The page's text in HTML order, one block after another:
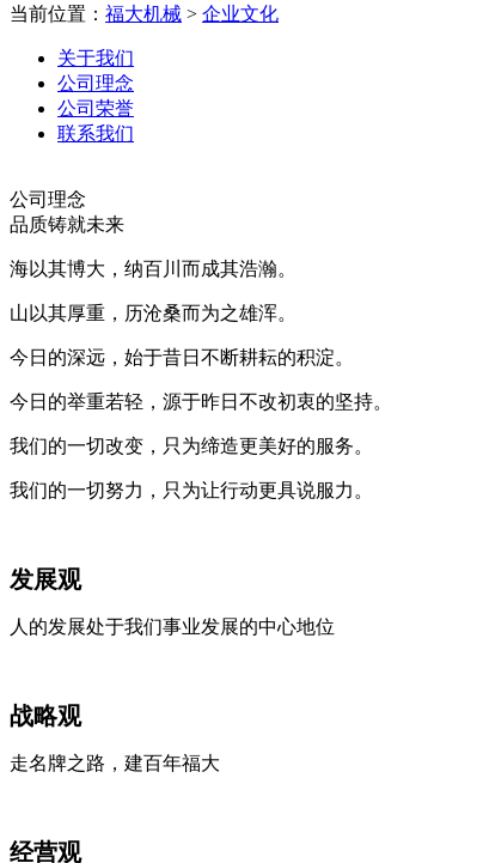
当前位置： 福大机械 > 企业文化
关于我们
公司理念
公司荣誉
联系我们
公司理念
品质铸就未来
海以其博大，纳百川而成其浩瀚。
山以其厚重，历沧桑而为之雄浑。
今日的深远，始于昔日不断耕耘的积淀。
今日的举重若轻，源于昨日不改初衷的坚持。
我们的一切改变，只为缔造更美好的服务。
我们的一切努力，只为让行动更具说服力。
发展观
人的发展处于我们事业发展的中心地位
战略观
走名牌之路，建百年福大
经营观